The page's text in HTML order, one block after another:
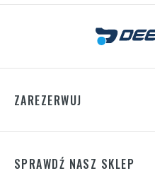
ZAREZERWUJ
SPRAWDŹ NASZ SKLEP